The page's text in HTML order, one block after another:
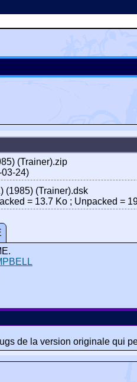
(Trainer).zip
24)
(1985) (Trainer).dsk
= 13.7 Ko ; Unpacked =
de la version originale qui